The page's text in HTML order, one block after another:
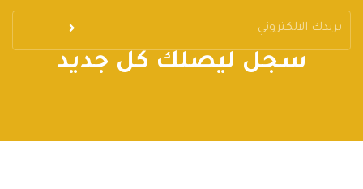
سجل ليصلك كل جديد